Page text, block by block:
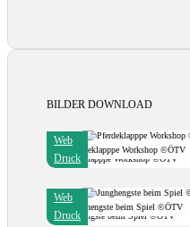
BILDER DOWNLOAD
Pferdeklapppe Workshop ©ÖTV
Web
Druck
Junghengste beim Spiel ©ÖTV
Web
Druck